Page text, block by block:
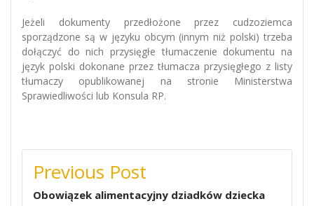
Jeżeli dokumenty przedłożone przez cudzoziemca
sporządzone są w języku obcym (innym niż polski) trzeba
dołączyć do nich przysięgłe tłumaczenie dokumentu na
język polski dokonane przez tłumacza przysięgłego z listy
tłumaczy opublikowanej na stronie Ministerstwa
Sprawiedliwości lub Konsula RP.
NAWIGACJA
WPISU
Previous Post
Obowiązek alimentacyjny dziadków dziecka